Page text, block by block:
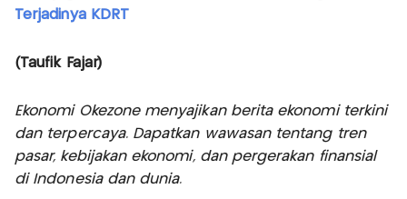
Terjadinya KDRT
(Taufik Fajar)
Ekonomi Okezone menyajikan berita ekonomi terkini
dan terpercaya. Dapatkan wawasan tentang tren
pasar, kebijakan ekonomi, dan pergerakan finansial
di Indonesia dan dunia.